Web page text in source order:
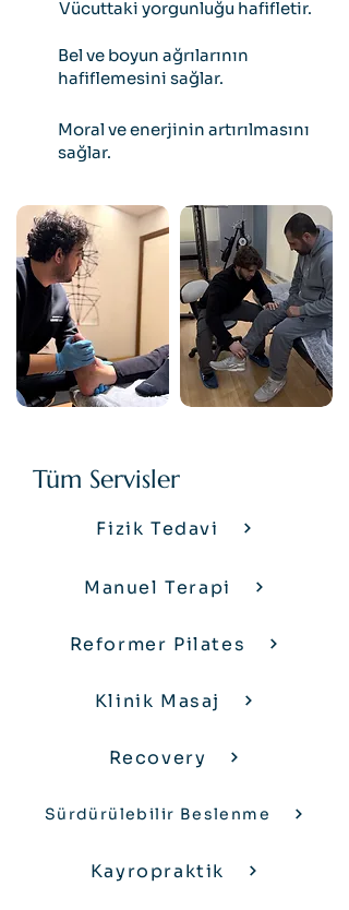
Vücuttaki yorgunluğu hafifletir.
Bel ve boyun ağrılarının
hafiflemesini sağlar.
Moral ve enerjinin artırılmasını
sağlar.
Tüm Servisler
Fizik Tedavi
Manuel Terapi
Reformer Pilates
Klinik Masaj
Recovery
Sürdürülebilir Beslenme
Kayropraktik